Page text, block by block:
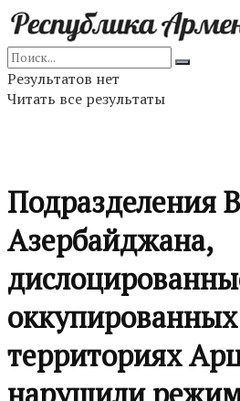
Результатов нет
Читать все результаты
Подразделения
Азербайджана,
оккупированных
территориях